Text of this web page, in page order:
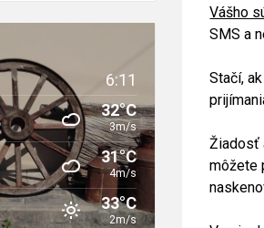
Vášho
SMS a
Stačí,
Žiadosť
môžete
6:11
32°C
3m/s
31°C
4m/s
33°C
2m/s